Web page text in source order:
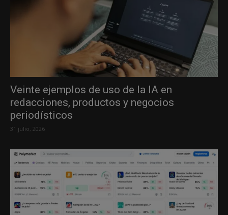
Veinte ejemplos de uso de la IA en
redacciones, productos y negocios
periodísticos
31 julio, 2026